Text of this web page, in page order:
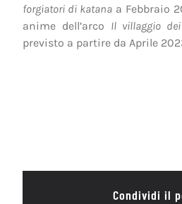
forgiatori di katana a Febbraio
anime dell’arco Il villaggio
previsto a partire da Aprile
Condividi il